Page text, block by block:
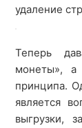
удаление
Теперь
монеты», а
принципа.
является
выгрузки,